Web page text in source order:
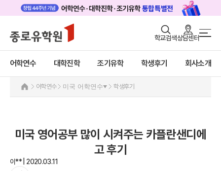
학교검색상담센터
어학연수 대학진학 조기유학 학생후기 회사소개
로그인 회원가입
어학연수
대학진학
조기/캠프
유학가이드
미국
미국 어학연수 안내
추천도시 및 인기어학원
프로모션
캐나다
어학연수 미국 어학연수 학생후기
미국 영어공부 많이 시켜주는 카플란샌디에
고 후기
이** | 2020.03.11